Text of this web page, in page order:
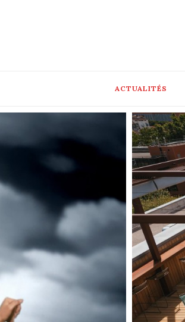
ACTUALITÉS